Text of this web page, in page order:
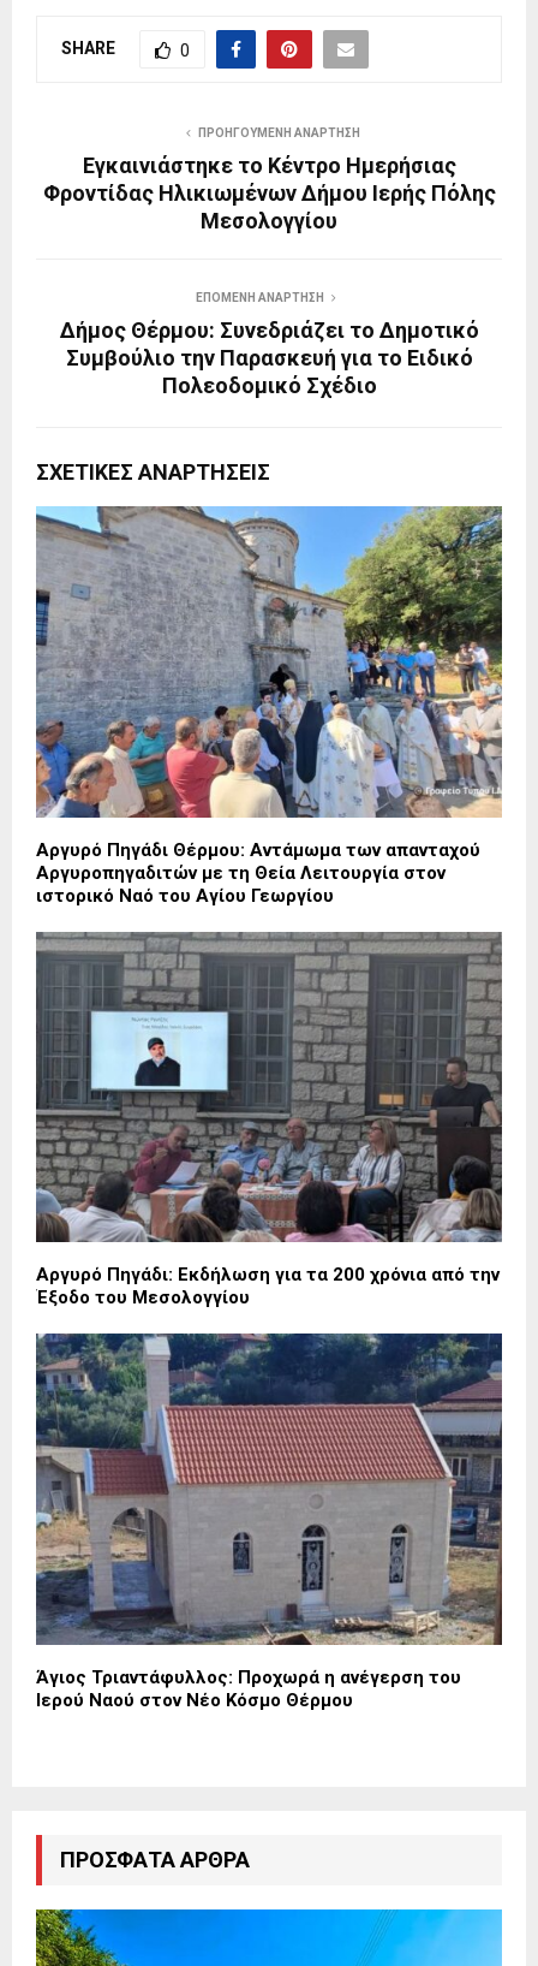
SHARE 0
ΠΡΟΗΓΟΎΜΕΝΗ ΑΝΆΡΤΗΣΗ
Εγκαινιάστηκε το Κέντρο Ημερήσιας
Φροντίδας Ηλικιωμένων Δήμου Ιερής Πόλης
Μεσολογγίου
ΕΠΌΜΕΝΗ ΑΝΆΡΤΗΣΗ
Δήμος Θέρμου: Συνεδριάζει το Δημοτικό
Συμβούλιο την Παρασκευή για το Ειδικό
Πολεοδομικό Σχέδιο
ΣΧΕΤΙΚΈΣ ΑΝΑΡΤΉΣΕΙΣ
Αργυρό Πηγάδι Θέρμου: Αντάμωμα των απανταχού
Αργυροπηγαδιτών με τη Θεία Λειτουργία στον
ιστορικό Ναό του Αγίου Γεωργίου
Αργυρό Πηγάδι: Εκδήλωση για τα 200 χρόνια από την
Έξοδο του Μεσολογγίου
Άγιος Τριαντάφυλλος: Προχωρά η ανέγερση του
Ιερού Ναού στον Νέο Κόσμο Θέρμου
ΠΡΌΣΦΑΤΑ ΆΡΘΡΑ